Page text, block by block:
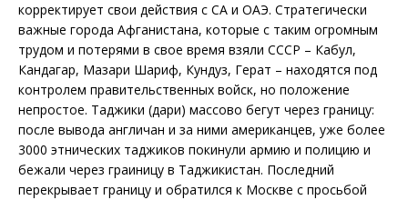
корректирует свои действия с СА и ОАЭ. Стратегически
важные города Афганистана, которые с таким огромным
трудом и потерями в свое время взяли СССР – Кабул,
Кандагар, Мазари Шариф, Кундуз, Герат – находятся под
контролем правительственных войск, но положение
непростое. Таджики (дари) массово бегут через границу:
после вывода англичан и за ними американцев, уже более
3000 этнических таджиков покинули армию и полицию и
бежали через граиницу в Таджикистан. Последний
перекрывает границу и обратился к Москве с просьбой